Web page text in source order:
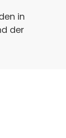
in
der